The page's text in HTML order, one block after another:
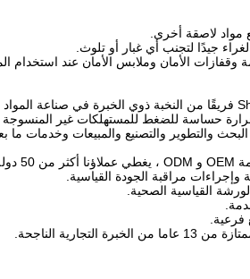
حساسة للضغط للمستهلكات غير المنسوجة
والتطوير والتصنيع والمبيعات وخدمات ما بعد